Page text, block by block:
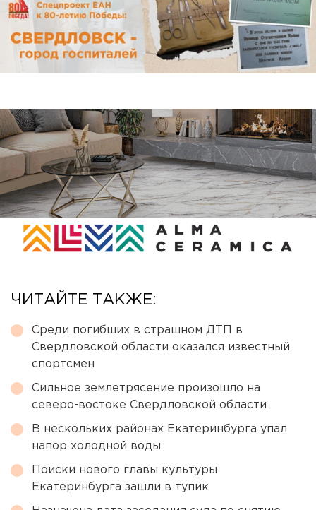
ЧИТАЙТЕ ТАКЖЕ:
Среди погибших в страшном ДТП в
Свердловской области оказался известный
спортсмен
Сильное землетрясение произошло на
северо-востоке Свердловской области
В нескольких районах Екатеринбурга упал
напор холодной воды
Поиски нового главы культуры
Екатеринбурга зашли в тупик